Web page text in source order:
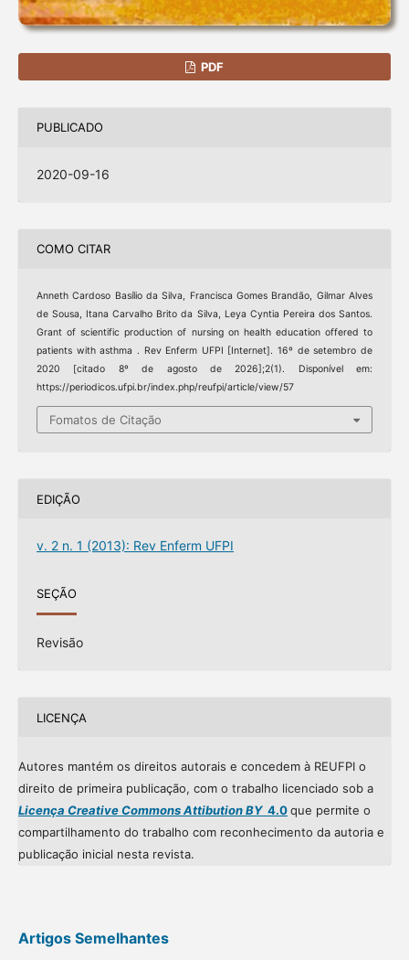
PDF
PUBLICADO
2020-09-16
COMO CITAR
Anneth Cardoso Basílio da Silva, Francisca Gomes Brandão, Gilmar Alves
de Sousa, Itana Carvalho Brito da Silva, Leya Cyntia Pereira dos Santos.
Grant of scientific production of nursing on health education offered to
patients with asthma . Rev Enferm UFPI [Internet]. 16º de setembro de
2020 [citado 8º de agosto de 2026];2(1). Disponível em:
https://periodicos.ufpi.br/index.php/reufpi/article/view/57
Fomatos de Citação
EDIÇÃO
v. 2 n. 1 (2013): Rev Enferm UFPI
SEÇÃO
Revisão
LICENÇA
Autores mantém os direitos autorais e concedem à REUFPI o
direito de primeira publicação, com o trabalho licenciado sob a
Licença Creative Commons Attibution BY4.0que permite o
compartilhamento do trabalho com reconhecimento da autoria e
publicação inicial nesta revista.
Artigos Semelhantes